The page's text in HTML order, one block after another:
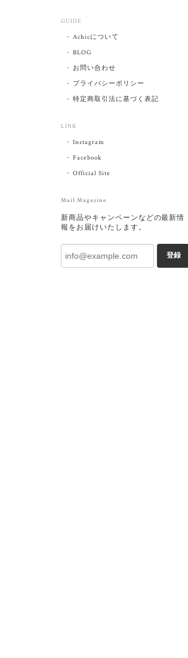
GUIDE
Achicについて
BLOG
お問い合わせ
プライバシーポリシー
特定商取引法に基づく表記
LINK
Instagram
Facebook
Official Site
Mail Magazine
新商品やキャンペーンなどの最新情
報をお届けいたします。
登録